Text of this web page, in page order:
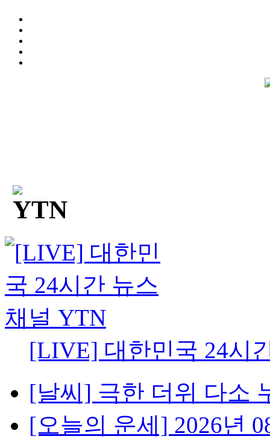
[LIVE] 대한민국 24시
[날씨] 극한 더위 다소
[오늘의 운세] 2026년